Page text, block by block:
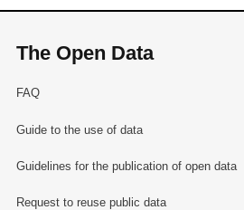
The Open Data
FAQ
Guide to the use of data
Guidelines for the publication of open data
Request to reuse public data